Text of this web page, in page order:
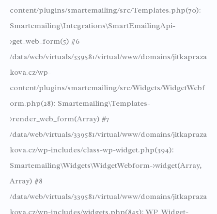
content/plugins/smartemailing/src/Templates.php(70):
Smartemailing\Integrations\SmartEmailingApi-
>get_web_form(5) #6
/data/web/virtuals/339581/virtual/www/domains/jitkapraza
kova.cz/wp-
content/plugins/smartemailing/src/Widgets/WidgetWebf
orm.php(28): Smartemailing\Templates-
>render_web_form(Array) #7
/data/web/virtuals/339581/virtual/www/domains/jitkapraza
kova.cz/wp-includes/class-wp-widget.php(394):
Smartemailing\Widgets\WidgetWebform->widget(Array,
Array) #8
/data/web/virtuals/339581/virtual/www/domains/jitkapraza
kova.cz/wp-includes/widgets.php(845): WP_Widget-